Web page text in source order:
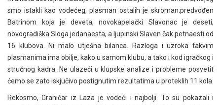
smo istakli kao vodećeg, plasman ostalih je skroman:predvođen
Batrinom koja je deveta, novokapelački Slavonac je deseti,
novogradiška Sloga jedanaesta, a ljupinski Slaven čak petnaesti od
16 klubova. Ni malo utješna bilanca. Razloga i uzroka takvim
plasmanima ima obilje, kako u samom klubu, a tako i kod igračkog i
stručnog kadra. Ne ulazeći u klupske analize i probleme posvetit
ćemo se zato iskjučivo postignutim rezultatima u proteklih 11 kola.
Rekosmo, Graničar iz Laza je vodeći i najbolji. To su pokazali i